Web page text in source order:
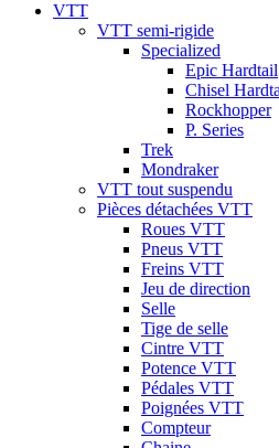
VTT
VTT semi-rigide
Specialized
Epic Hardtail
Chisel
Rockhopper
P. Series
Trek
Mondraker
VTT tout suspendu
Pièces détachées VTT
Roues VTT
Pneus VTT
Freins VTT
Jeu de direction
Selle
Tige de selle
Cintre VTT
Potence VTT
Pédales VTT
Poignées VTT
Compteur